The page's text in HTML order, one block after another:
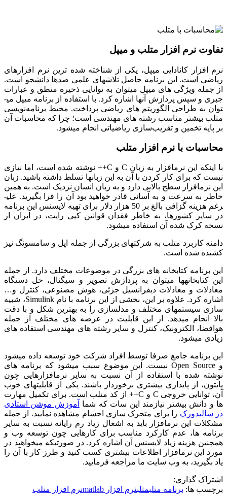
تفاوت نرم افزار متلب و میپل
نرم ­افزار کانادایی میپل، یکی از شناخته شده ترین نرم ­افزارهای
ریاضی است. این برنامه حاصل تلاش­های علمی صدها دانشجو است.
از جمله ویژگی ­های میپل می­توان به توانایی ذخیره منطق و عبارات
جبری و سپس پردازش آن­ها اشاره کرد. با استفاده از برنامه میپل می­
توان به طراحی الگوریتم ­های ریاضی پرداخت. محیط برنامه‌نویسی
متلب بیشتر مناسب رشته ­های مهندسی است؛ چرا که محاسبات آن
بر پایه تخمین و تقریب‌سازی ریاضیاتی انجام می­شود.
محاسبات با نرم افزار متلب
با اینکه این نرم­افزار به زبان C و C++ نوشته شده است، اما نیازی
نیست که برای کار کردن با آن به این زبان­ها تسلط داشته باشید. زبان
این نرم­افزار سطح بالایی دارد و به زبان انسان نزدیک است. به همین
خاطر به سرعت و به آسانی قادر خواهید بود آن را فرا بگیرید. علی­
رغم هزینه گزافی بالغ بر 50 هزار دلار برای تهیه لایسنس این برنامه
در سایر کشورها، به خاطر فقدان قوانین کپی رایت، در ایران از
نسخه کرک شده آن استفاده می­شود.
دامنه کاربرد متلب به شرکت­های بزرگی از جمله اپل و سامسونگ نیز
کشیده شده است.
این برنامه کتابخانه­ های بزرگی در موضوعات مختلف دارد. از جمله
این کتابخانه­ها می­توان به پردازش تصویر و سیگنال، حل دستگاه
معادلات و معادلات دیفرانسیل جزئی، هوش مصنوعی، کنترل و…
اشاره کرد. علاوه بر این، بخشی از این برنامه با نام Simulink، شبیه
سازی سیستم­های مختلف و مدلسازی را به بهترین شکل و با دقت
بالا انجام می­دهد. از این قابلیت در عرصه ­های مختلف از جمله
هوافضا، الکترونیک، کنترل و سایر رشته ­های مهندسی استفاده ­های
زیادی می­شود.
این برنامه جامع صرفا توسط افراد شرکت خود توسعه داده می­شود
و Open Source نیست. این موضوع سبب می­شود که برنامه­ های
نوشته شده با استفاده از آن نسبت به سایر نرم­افزارهایی چون
پایتون، از پایداری بیشتری برخوردار باشند. یکی از قابلیت­های خوب
آن، توانایی خروجی C و C++ از کد متلب است. برای تکمیل مهارت
ها و دانش بیشتر نیازمند این سات که شما
آموزش موشن استادی
در سالیدورک را برای متحرک سازی اجسام مشاهده نمایید. از جمله
مشکلات این نرم­افزار باید به اشغال زیاد رم رایانه نسبت به سایر
برنامه­ ها، عدم کارکرد مناسب برای کارهایی چون توسعه وب و
همچنین هزینه زیاد لایسنس آن اشاره کرد. در صورتیکه می­خواهید در
مورد این نرم­افزار اطلاعات بیشتری کسب کنید و طرز کار با آن را
یاد بگیرید، به وب سایت ما مراجعه فرمایید.
اشتراک گذاری:
برچسب ها: برنامه متلبمتلبنرم افزار matlab نرم افزار متلب